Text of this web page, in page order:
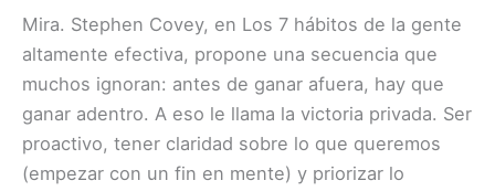
Mira. Stephen Covey, en Los 7 hábitos de la gente
altamente efectiva, propone una secuencia que
muchos ignoran: antes de ganar afuera, hay que
ganar adentro. A eso le llama la victoria privada. Ser
proactivo, tener claridad sobre lo que queremos
(empezar con un fin en mente) y priorizar lo